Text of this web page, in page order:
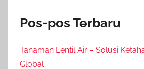
Pos-pos Terbaru
Tanaman Lentil Air – Solusi
Global